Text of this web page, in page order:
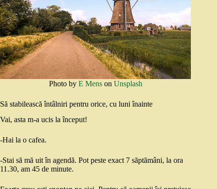
Photo by E Menson Unsplash
Să stabilească întâlniri pentru orice, cu luni înainte
Vai, asta m-a ucis la început!
-Hai la o cafea.
-Stai să mă uit în agendă. Pot peste exact 7 săptămâni, la ora
11.30, am 45 de minute.